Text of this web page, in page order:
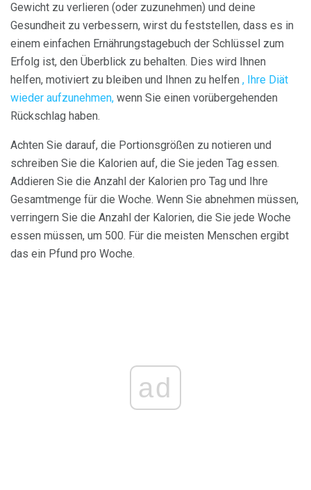
Gewicht zu verlieren (oder zuzunehmen) und deine
Gesundheit zu verbessern, wirst du feststellen, dass es in
einem einfachen Ernährungstagebuch der Schlüssel zum
Erfolg ist, den Überblick zu behalten. Dies wird Ihnen
helfen, motiviert zu bleiben und Ihnen zu helfen , Ihre Diät
wieder aufzunehmen, wenn Sie einen vorübergehenden
Rückschlag haben.
Achten Sie darauf, die Portionsgrößen zu notieren und
schreiben Sie die Kalorien auf, die Sie jeden Tag essen.
Addieren Sie die Anzahl der Kalorien pro Tag und Ihre
Gesamtmenge für die Woche. Wenn Sie abnehmen müssen,
verringern Sie die Anzahl der Kalorien, die Sie jede Woche
essen müssen, um 500. Für die meisten Menschen ergibt
das ein Pfund pro Woche.
ad